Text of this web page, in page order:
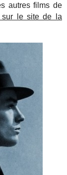
autres films de
sur le site de la